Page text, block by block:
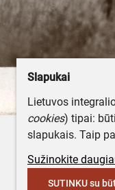
Slapukai
Lietuvos
cookies) tipai:
slapukais. Taip
Sužinokite
SUTINKU su